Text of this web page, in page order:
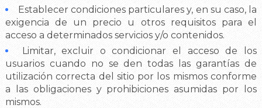
Establecer condiciones particulares y, en su caso, la
exigencia de un precio u otros requisitos para el
acceso a determinados servicios y/o contenidos.
Limitar, excluir o condicionar el acceso de los
usuarios cuando no se den todas las garantías de
utilización correcta del sitio por los mismos conforme
a las obligaciones y prohibiciones asumidas por los
mismos.